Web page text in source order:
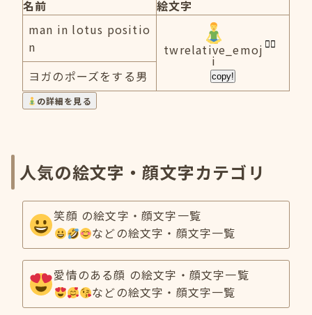
名前
絵文字
man in lotus positio
n
twrelative_emoj
i
copy!
ヨガのポーズをする男
の詳細を見る
人気の絵文字・顔文字カテゴリ
笑顔 の絵文字・顔文字一覧
などの絵文字・顔文字一覧
愛情のある顔 の絵文字・顔文字一覧
などの絵文字・顔文字一覧